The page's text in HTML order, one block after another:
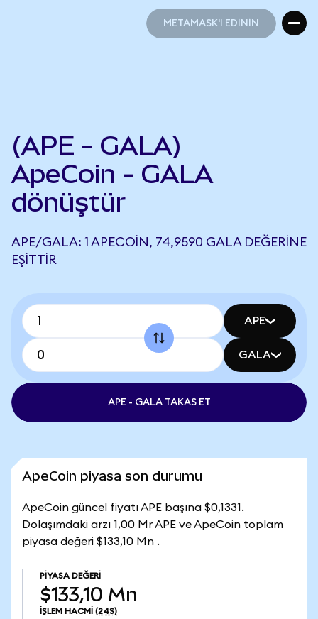
METAMASK'I EDİNİN
(APE - GALA)
ApeCoin - GALA
dönüştür
APE/GALA: 1 APECOIN, 74,9590 GALA DEĞERINE
EŞITTIR
APE
GALA
APE - GALA TAKAS ET
ApeCoin piyasa son durumu
ApeCoin güncel fiyatı APE başına $0,1331.
Dolaşımdaki arzı 1,00 Mr APE ve ApeCoin toplam
piyasa değeri $133,10 Mn .
PIYASA DEĞERI
$133,10 Mn
İŞLEM HACMI (24S)